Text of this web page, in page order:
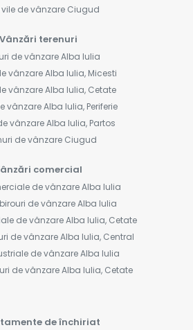
de vânzare Ciugud
Vânzări terenuri
de vânzare Alba Iulia
vânzare Alba Iulia, Micesti
vânzare Alba Iulia, Cetate
vânzare Alba Iulia, Periferie
vânzare Alba Iulia, Partos
de vânzare Ciugud
comercial
de vânzare Alba Iulia
de vânzare Alba Iulia
de vânzare Alba Iulia, Cetate
de vânzare Alba Iulia, Central
de vânzare Alba Iulia
de vânzare Alba Iulia, Cetate
de închiriat